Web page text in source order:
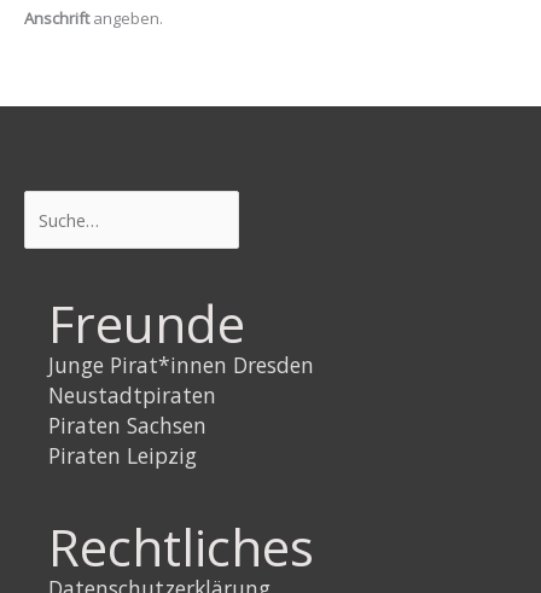
Anschriftangeben.
Freunde
Junge Pirat*innen Dresden
Neustadtpiraten
Piraten Sachsen
Piraten Leipzig
Rechtliches